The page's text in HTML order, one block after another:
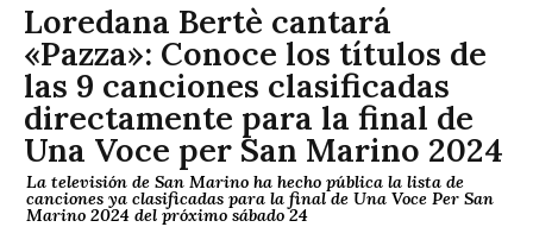
Loredana Bertè cantará
«Pazza»: Conoce los títulos de
las 9 canciones clasificadas
directamente para la final de
Una Voce per San Marino 2024
La televisión de San Marino ha hecho pública la lista de
canciones ya clasificadas para la final de Una Voce Per San
Marino 2024 del próximo sábado 24